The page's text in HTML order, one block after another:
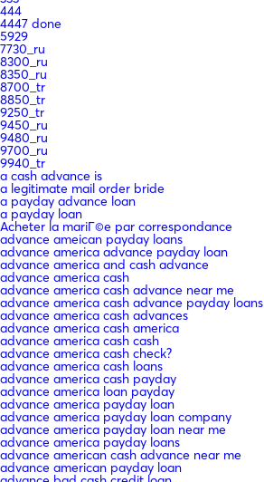
444
4447 done
5929
7730_ru
8300_ru
8350_ru
8700_tr
8850_tr
9250_tr
9450_ru
9480_ru
9700_ru
9940_tr
a cash advance is
a legitimate mail order bride
a payday advance loan
a payday loan
Acheter la mariГ©e par correspondance
advance ameican payday loans
advance america advance payday loan
advance america and cash advance
advance america cash
advance america cash advance near me
advance america cash advance payday loans
advance america cash advances
advance america cash america
advance america cash cash
advance america cash check?
advance america cash loans
advance america cash payday
advance america loan payday
advance america payday loan
advance america payday loan company
advance america payday loan near me
advance america payday loans
advance american cash advance near me
advance american payday loan